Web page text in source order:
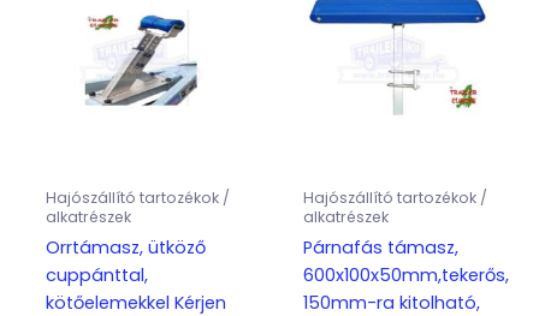
Hajószállító tartozékok /
alkatrészek
Orrtámasz, ütköző
cuppánttal,
kötőelemekkel Kérjen
Hajószállító tartozékok /
alkatrészek
Párnafás támasz,
600x100x50mm,tekerős,
150mm-ra kitolható,